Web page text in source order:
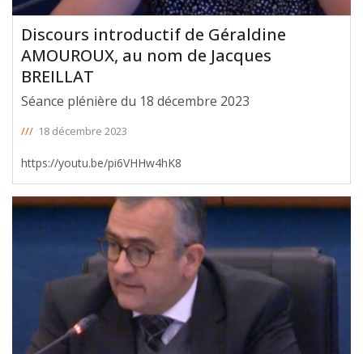
Discours introductif de Géraldine
AMOUROUX, au nom de Jacques
BREILLAT
Séance plénière du 18 décembre 2023
/// 18 décembre 2023
https://youtu.be/pi6VHHw4hK8